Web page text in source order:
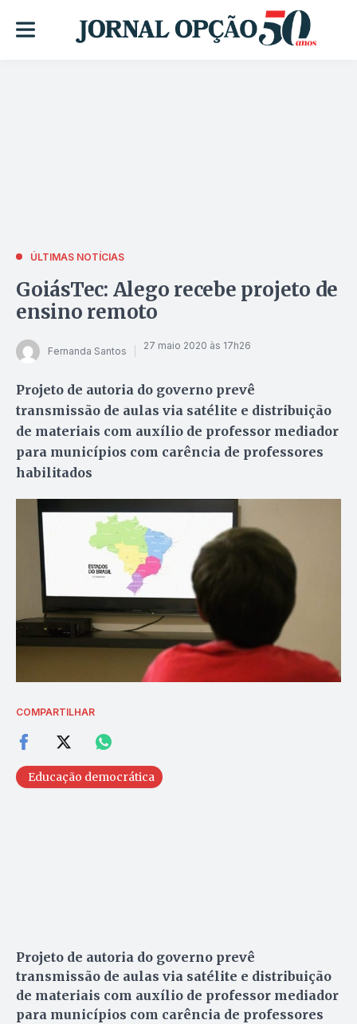
ÚLTIMAS NOTÍCIAS
GoiásTec: Alego recebe projeto de
ensino remoto
Fernanda Santos 27 maio 2020 às 17h26
Projeto de autoria do governo prevê
transmissão de aulas via satélite e distribuição
de materiais com auxílio de professor mediador
para municípios com carência de professores
habilitados
COMPARTILHAR
Educação democrática
Projeto de autoria do governo prevê
transmissão de aulas via satélite e distribuição
de materiais com auxílio de professor mediador
para municípios com carência de professores